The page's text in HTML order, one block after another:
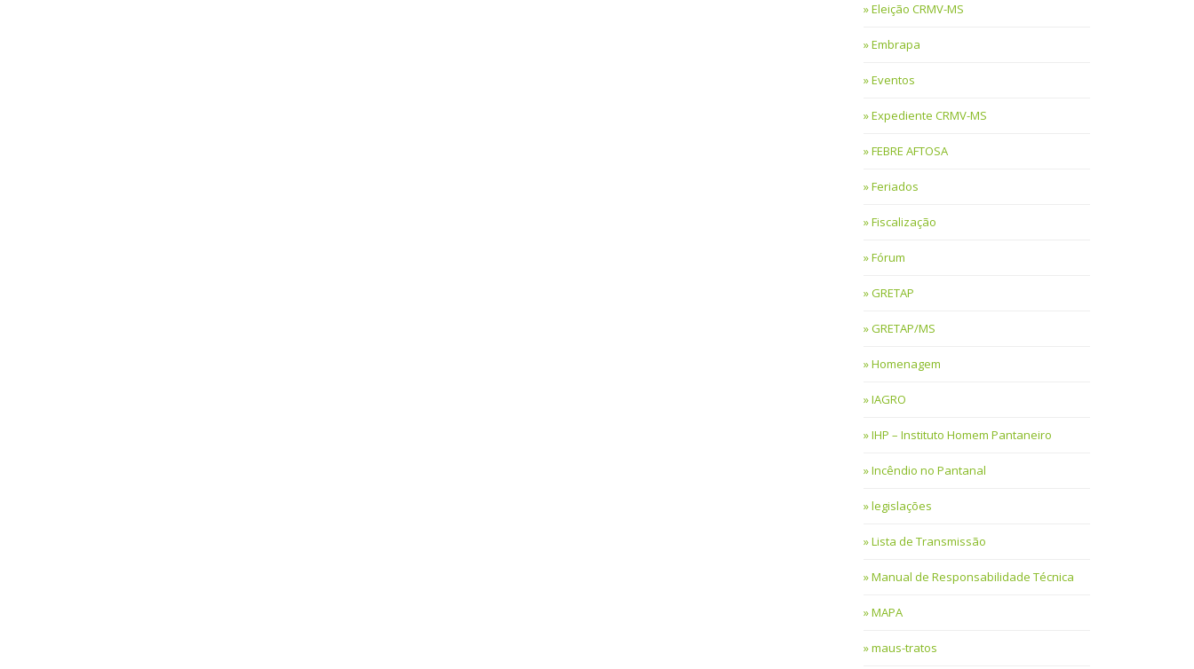
Eleição CRMV-MS
Embrapa
Eventos
Expediente CRMV-MS
FEBRE AFTOSA
Feriados
Fiscalização
Fórum
GRETAP
GRETAP/MS
Homenagem
IAGRO
IHP – Instituto Homem Pantaneiro
Incêndio no Pantanal
legislações
Lista de Transmissão
Manual de Responsabilidade Técnica
MAPA
maus-tratos